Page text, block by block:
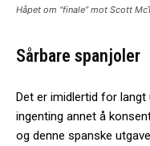
Håpet om “finale” mot Scott
Sårbare spanjoler
Det er imidlertid for langt
ingenting annet å
og denne spanske